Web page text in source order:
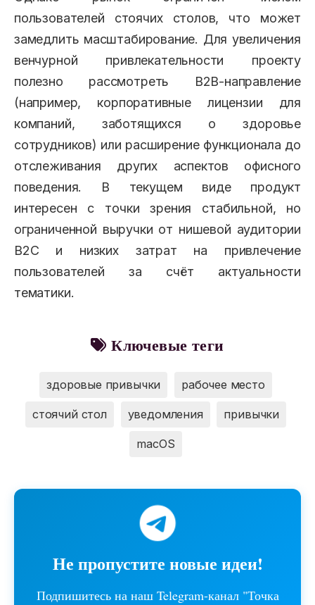
пользователей стоячих столов, что может
замедлить масштабирование. Для увеличения
венчурной привлекательности проекту
полезно рассмотреть B2B-направление
(например, корпоративные лицензии для
компаний, заботящихся о здоровье
сотрудников) или расширение функционала до
отслеживания других аспектов офисного
поведения. В текущем виде продукт
интересен с точки зрения стабильной, но
ограниченной выручки от нишевой аудитории
B2C и низких затрат на привлечение
пользователей за счёт актуальности
тематики.
Ключевые теги
здоровые привычки рабочее место
стоячий стол уведомления привычки
macOS
Не пропустите новые идеи!
Подпишитесь на наш Telegram-канал "Точка